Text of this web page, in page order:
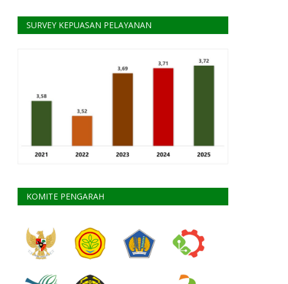
SURVEY KEPUASAN PELAYANAN
KOMITE PENGARAH